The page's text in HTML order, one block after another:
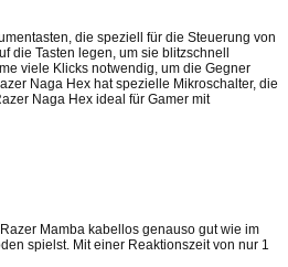
die speziell für die Steuerung von
die Tasten legen, um sie blitzschnell
viele Klicks notwendig, um die Gegner
Naga Hex hat spezielle Mikroschalter, die
Naga Hex ideal für Gamer mit
Mamba kabellos genauso gut wie im
spielst. Mit einer Reaktionszeit von nur 1